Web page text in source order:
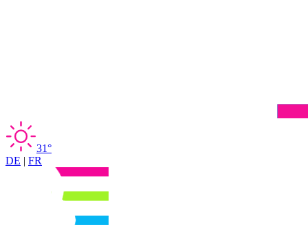
31°
DE | FR